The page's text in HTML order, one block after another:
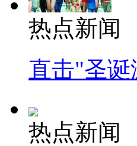
热点新闻
直击"圣
热点新闻